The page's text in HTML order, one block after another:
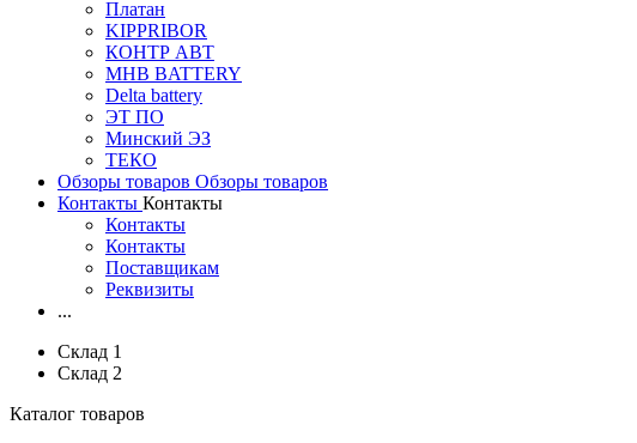
Платан
KIPPRIBOR
КОНТР АВТ
MHB BATTERY
Delta battery
ЭT ПО
Минский ЭЗ
ТЕКО
Обзоры товаров Обзоры товаров
Контакты Контакты
Контакты
Контакты
Поставщикам
Реквизиты
...
Склад 1
Склад 2
Каталог товаров